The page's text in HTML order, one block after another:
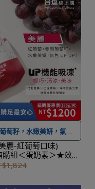
萄籽，水嫩美妍，氣色
UP UP！
全館滿 NT$ 1,500
費。
麗-紅葡萄口味)
組＜蛋奶素＞★效期